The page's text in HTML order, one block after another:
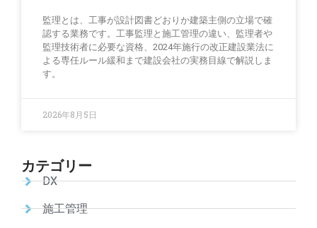
監理とは、工事が設計図書どおりか建築主側の立場で確
認する業務です。工事監理と施工管理の違い、監理者や
監理技術者に必要な資格、2024年施行の改正建設業法に
よる専任ルール緩和まで建設会社の実務目線で解説しま
す。
2026年8月5日
カテゴリー
DX
施工管理